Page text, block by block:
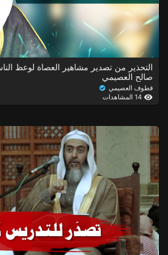
التحذير من تصدير مشاهير العصاة لوعظ
صالح العصيمي
قطوف العصيمي